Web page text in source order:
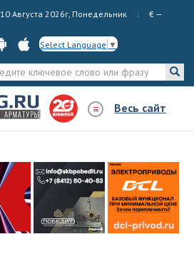
10 Августа 2026г, Понедельник € —
Select Language ▼
Весь сайт